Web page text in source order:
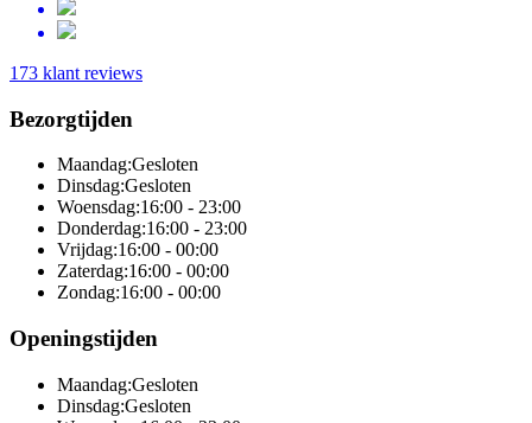
173 klant reviews
Bezorgtijden
Maandag:Gesloten
Dinsdag:Gesloten
Woensdag:16:00 - 23:00
Donderdag:16:00 - 23:00
Vrijdag:16:00 - 00:00
Zaterdag:16:00 - 00:00
Zondag:16:00 - 00:00
Openingstijden
Maandag:Gesloten
Dinsdag:Gesloten